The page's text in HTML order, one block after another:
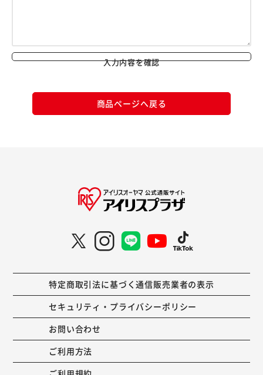
入力内容を確認
商品ページへ戻る
特定商取引法に基づく通信販売業者の表示
セキュリティ・プライバシーポリシー
お問い合わせ
ご利用方法